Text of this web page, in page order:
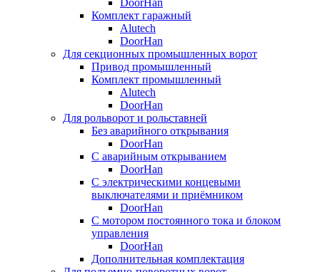
DoorHan
Комплект гаражный
Alutech
DoorHan
Для секционных промышленных ворот
Привод промышленный
Комплект промышленный
Alutech
DoorHan
Для рольворот и рольставней
Без аварийного открывания
DoorHan
С аварийным открыванием
DoorHan
С электрическими концевыми
выключателями и приёмником
DoorHan
С мотором постоянного тока и блоком
управления
DoorHan
Дополнительная комплектация